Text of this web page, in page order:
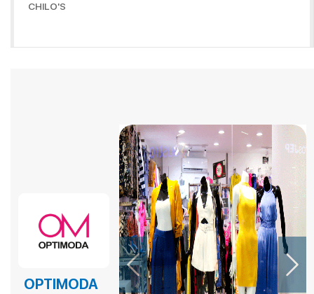
CHILO'S
EL EPICENTRO DEL SABOR – PANADERIA Y PASTELERIA
EL EPICENTRO DEL SABOR – PANADERIA Y PASTELERIA
EMPANADAS DE NICO
Fina Reposteria
FRUTOX
OPTIMODA
Previous Next